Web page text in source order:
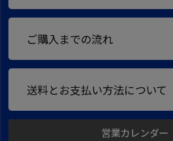
ご購入までの流れ
送料とお支払い方法について
営業カレンダー